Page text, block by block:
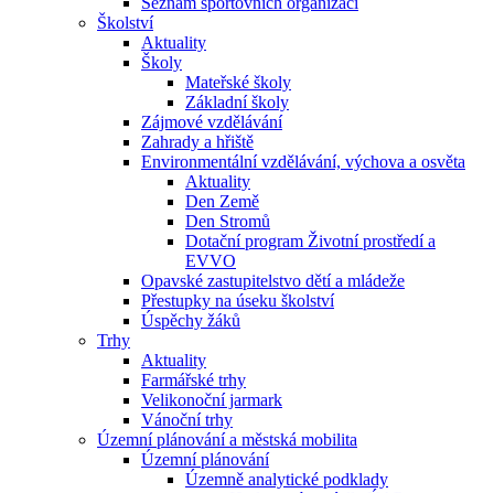
Školství
Aktuality
Školy
Mateřské školy
Základní školy
Zájmové vzdělávání
Zahrady a hřiště
Environmentální vzdělávání, výchova a osvěta
Aktuality
Den Země
Den Stromů
Dotační program Životní prostředí a
EVVO
Opavské zastupitelstvo dětí a mládeže
Přestupky na úseku školství
Úspěchy žáků
Trhy
Aktuality
Farmářské trhy
Velikonoční jarmark
Vánoční trhy
Územní plánování a městská mobilita
Územní plánování
Územně analytické podklady